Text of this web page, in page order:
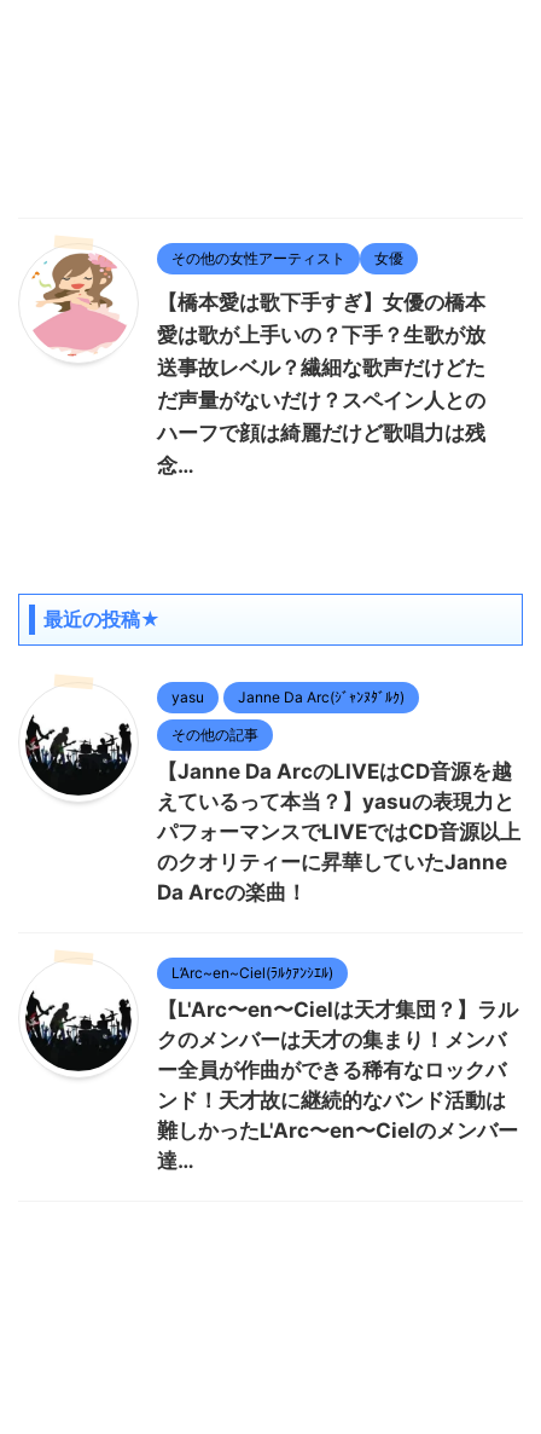
その他の女性アーティスト 女優
【橋本愛は歌下手すぎ】女優の橋本
愛は歌が上手いの？下手？生歌が放
送事故レベル？繊細な歌声だけどた
だ声量がないだけ？スペイン人との
ハーフで顔は綺麗だけど歌唱力は残
念…
最近の投稿★
yasu Janne Da Arc(ｼﾞｬﾝﾇﾀﾞﾙｸ)
その他の記事
【Janne Da ArcのLIVEはCD音源を越
えているって本当？】yasuの表現力と
パフォーマンスでLIVEではCD音源以上
のクオリティーに昇華していたJanne
Da Arcの楽曲！
L’Arc~en~Ciel(ﾗﾙｸｱﾝｼｴﾙ)
【L'Arc〜en〜Cielは天才集団？】ラル
クのメンバーは天才の集まり！メンバ
ー全員が作曲ができる稀有なロックバ
ンド！天才故に継続的なバンド活動は
難しかったL'Arc〜en〜Cielのメンバー
達…